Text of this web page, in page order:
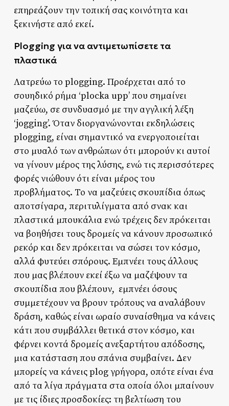
επηρεάζουν την τοπική σας κοινότητα και
ξεκινήστε από εκεί.
Plogging για να αντιμετωπίσετε τα
πλαστικά
Λατρεύω το plogging. Προέρχεται από το
σουηδικό ρήμα ‘plocka upp’ που σημαίνει
μαζεύω, σε συνδυασμό με την αγγλική λέξη
‘jogging’. Όταν διοργανώνονται εκδηλώσεις
plogging, είναι σημαντικό να ενεργοποιείται
στο μυαλό των ανθρώπων ότι μπορούν κι αυτοί
να γίνουν μέρος της λύσης, ενώ τις περισσότερες
φορές νιώθουν ότι είναι μέρος του
προβλήματος. Το να μαζεύεις σκουπίδια όπως
αποτσίγαρα, περιτυλίγματα από σνακ και
πλαστικά μπουκάλια ενώ τρέχεις δεν πρόκειται
να βοηθήσει τους δρομείς να κάνουν προσωπικό
ρεκόρ και δεν πρόκειται να σώσει τον κόσμο,
αλλά φυτεύει σπόρους. Εμπνέει τους άλλους
που μας βλέπουν εκεί έξω να μαζέψουν τα
σκουπίδια που βλέπουν, εμπνέει όσους
συμμετέχουν να βρουν τρόπους να αναλάβουν
δράση, καθώς είναι ωραίο συναίσθημα να κάνεις
κάτι που συμβάλλει θετικά στον κόσμο, και
φέρνει κοντά δρομείς ανεξαρτήτου απόδοσης,
μια κατάσταση που σπάνια συμβαίνει. Δεν
μπορείς να κάνεις plog γρήγορα, οπότε είναι ένα
από τα λίγα πράγματα στα οποία όλοι μπαίνουν
με τις ίδιες προσδοκίες: τη βελτίωση του